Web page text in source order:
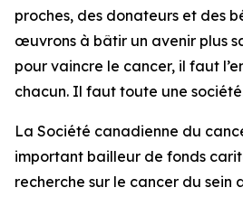
proches, des donateurs et des
œuvrons à bâtir un avenir plus
pour vaincre le cancer, il faut
chacun. Il faut toute une
La Société canadienne du
important bailleur de fonds
recherche sur le cancer du sein